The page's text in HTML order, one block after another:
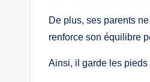
De plus, ses parents
renforce son équilibre
Ainsi, il garde les pieds